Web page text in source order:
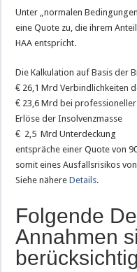
Unter „normalen
eine Quote zu, die ihrem
HAA entspricht.
Die Kalkulation auf Basis der
€ 26,1 Mrd Verbindlichkeiten
€ 23,6 Mrd bei
Erlöse der Insolvenzmasse
€ 2,5 Mrd Unterdeckung
entspräche einer Quote von
somit eines Ausfallsrisikos
Siehe nähereDetails.
Folgende
Annahmen